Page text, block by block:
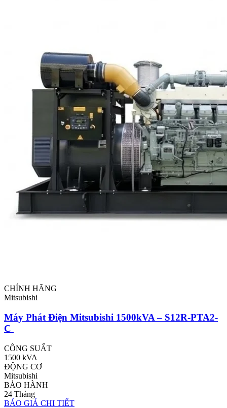
CHÍNH HÃNG
Mitsubishi
Máy Phát Điện Mitsubishi 1500kVA – S12R-PTA2-
C
CÔNG SUẤT
1500 kVA
ĐỘNG CƠ
Mitsubishi
BẢO HÀNH
24 Tháng
BÁO GIÁ CHI TIẾT